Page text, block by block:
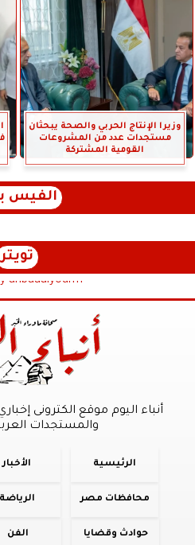
وزيرا الإنتاج الحربي والصحة يبحثان
مستجدات عدد من المشروعات
القومية المشتركة
الفيس
تويتر
anbaaalyoum1
أنباء اليوم موقع الكترونى
والمستجدات
الرئيسية الأخبار
محافظات مصر الرياضة
حوادث وقضايا الفن